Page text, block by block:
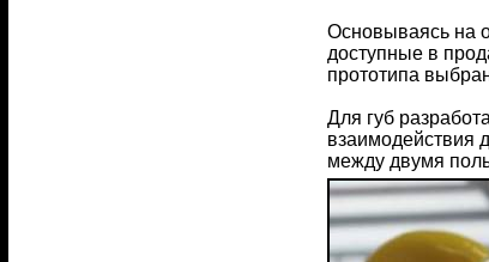
Основываясь на
доступные в
прототипа
Для губ
взаимодействия
между двумя